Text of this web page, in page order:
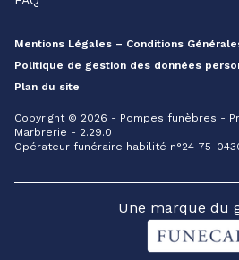
Mentions Légales – Conditions
Politique de gestion des données
Plan du site
Copyright © 2026 - Pompes funèbres -
Marbrerie - 2.29.0
Opérateur funéraire habilité n°24-75-
Une marque du